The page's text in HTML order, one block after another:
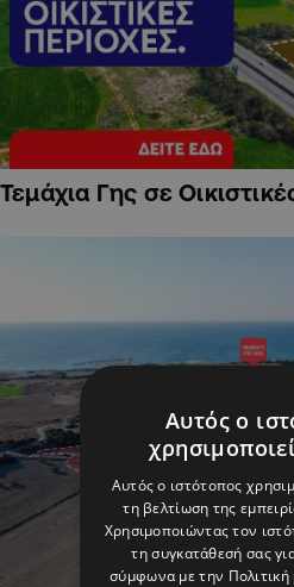
Τεμάχια Γης σε
Αυτός ο
Αυτός ο ιστότοπος
τη βελτίωση της
Χρησιμοποιώντας τον
τη συγκατάθεσή σας
σύμφωνα με την Πολιτική